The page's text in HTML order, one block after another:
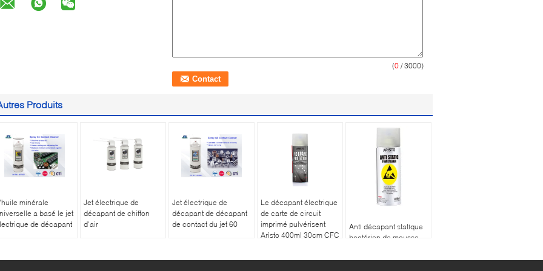
(0 / 3000)
Produits
minérale
a basé le jet
de décapant
Jet électrique de
décapant de chiffon
d'air
Jet électrique de
décapant de décapant
de contact du jet 60
Le décapant électrique
de carte de circuit
imprimé pulvérisent
Aristo 400ml 30cm CFC
Anti décapant statique
bactérien de mousse
Odorless 400ml